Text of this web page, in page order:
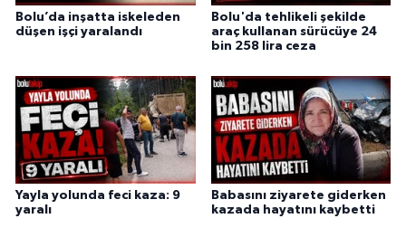
Bolu’da inşatta iskeleden
düşen işçi yaralandı
Bolu'da tehlikeli şekilde
araç kullanan sürücüye 24
bin 258 lira ceza
Yayla yolunda feci kaza: 9
yaralı
Babasını ziyarete giderken
kazada hayatını kaybetti